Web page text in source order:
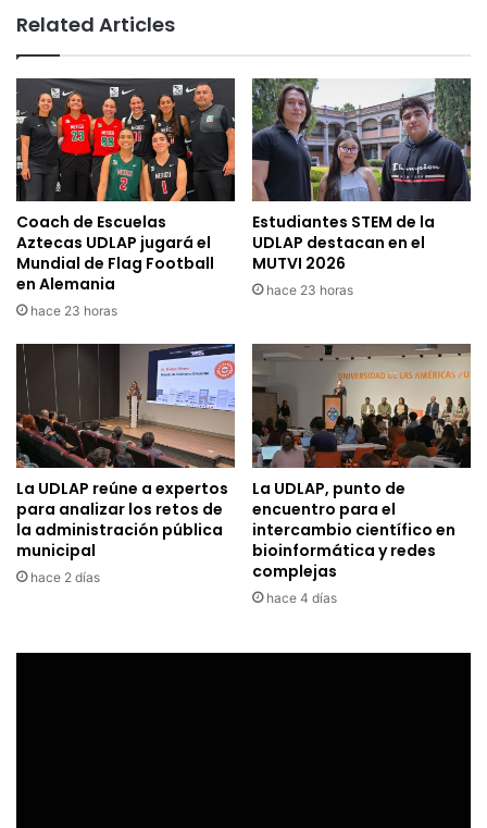
Related Articles
Coach de Escuelas
Aztecas UDLAP jugará el
Mundial de Flag Football
en Alemania
hace 23 horas
Estudiantes STEM de la
UDLAP destacan en el
MUTVI 2026
hace 23 horas
La UDLAP reúne a expertos
para analizar los retos de
la administración pública
municipal
hace 2 días
La UDLAP, punto de
encuentro para el
intercambio científico en
bioinformática y redes
complejas
hace 4 días